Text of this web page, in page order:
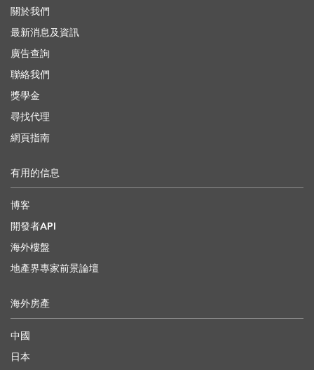
關於我們
最新消息及資訊
廣告查詢
聯絡我們
獎學金
尋找代理
網頁指南
有用的信息
博客
開發者API
海外樓盤
地產界專家前景論壇
海外房產
中國
日本